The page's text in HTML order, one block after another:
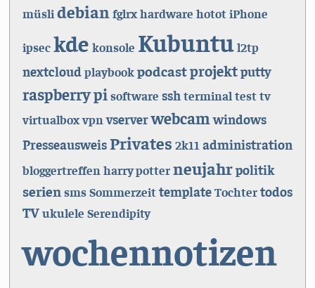
müsli debian fglrxhardware hototiPhone
ipseckde konsole Kubuntul2tp
nextcloudplaybookpodcastprojektputty
raspberry pisoftware sshterminal testtv
virtualboxvpn vserverwebcamwindows
PresseausweisPrivates 2k11 administration
bloggertreffen harry potterneujahrpolitik
serien smsSommerzeittemplateTochtertodos
TVukulele Serendipity
wochennotizen